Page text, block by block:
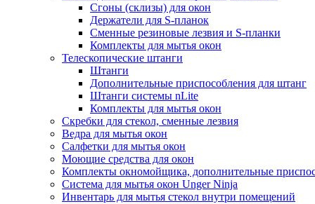
Сгоны (склизы) для окон
Держатели для S-планок
Сменные резиновые лезвия и S-планки
Комплекты для мытья окон
Телескопические штанги
Штанги
Дополнительные приспособления для штанг
Штанги системы nLite
Комплекты для мытья окон
Скребки для стекол, сменные лезвия
Ведра для мытья окон
Салфетки для мытья окон
Моющие средства для окон
Комплекты окномойщика, дополнительные
Система для мытья окон Unger Ninja
Инвентарь для мытья стекол внутри помещений